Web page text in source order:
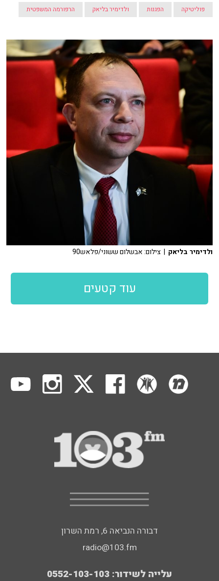
פוליטיקה הפגנות ולדימיר בליאק הרפורמה המשפטית
ולדימיר בליאק | צילום: אבשלום ששוני/פלאש90
עוד קטעים
דבורה הנביאה 6, רמת השרון
radio@103.fm
עלייה לשידור: 0552-103-103